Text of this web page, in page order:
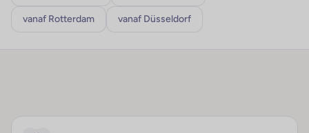
vanaf Rotterdam vanaf Düsseldorf